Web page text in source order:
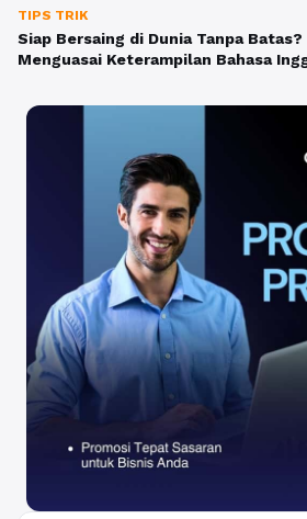
TIPS TRIK
Siap Bersaing di Dunia Tanpa Batas?
Menguasai Keterampilan Bahasa